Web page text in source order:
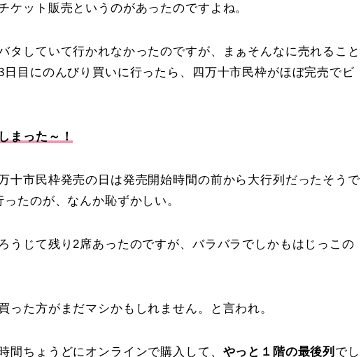
ケット販売というのがあったのですよね。
タしていて行かれなかったのですが、まぁそんなに売れること
日目にのんびり買いに行ったら、四万十市民枠がほぼ完売でビ
まった～！
十市民枠発売の日は発売開始時間の前から大行列だったそうで
たのが、なんか恥ずかしい。
うじて残り2席あったのですが、バラバラでしかもはじっこの
った方がまだマシかもしれません。と言われ。
間ちょうどにオンラインで購入して、 やっと１階の最後列 でし